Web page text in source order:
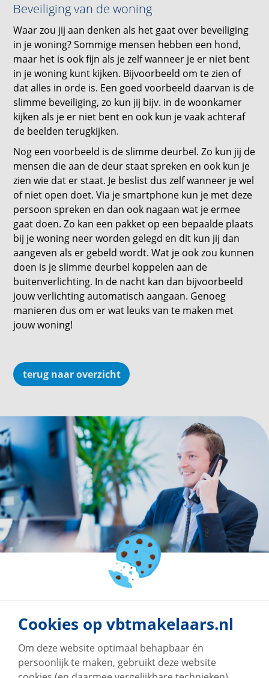
Beveiliging van de woning
Waar zou jij aan denken als het gaat over beveiliging
in je woning? Sommige mensen hebben een hond,
maar het is ook fijn als je zelf wanneer je er niet bent
in je woning kunt kijken. Bijvoorbeeld om te zien of
dat alles in orde is. Een goed voorbeeld daarvan is de
slimme beveiliging, zo kun jij bijv. in de woonkamer
kijken als je er niet bent en ook kun je vaak achteraf
de beelden terugkijken.
Nog een voorbeeld is de slimme deurbel. Zo kun jij de
mensen die aan de deur staat spreken en ook kun je
zien wie dat er staat. Je beslist dus zelf wanneer je wel
of niet open doet. Via je smartphone kun je met deze
persoon spreken en dan ook nagaan wat je ermee
gaat doen. Zo kan een pakket op een bepaalde plaats
bij je woning neer worden gelegd en dit kun jij dan
aangeven als er gebeld wordt. Wat je ook zou kunnen
doen is je slimme deurbel koppelen aan de
buitenverlichting. In de nacht kan dan bijvoorbeeld
jouw verlichting automatisch aangaan. Genoeg
manieren dus om er wat leuks van te maken met
jouw woning!
terug naar overzicht
Onze klanten geven
Cookies op vbtmakelaars.nl
Om deze website optimaal behapbaar én
persoonlijk te maken, gebruikt deze website